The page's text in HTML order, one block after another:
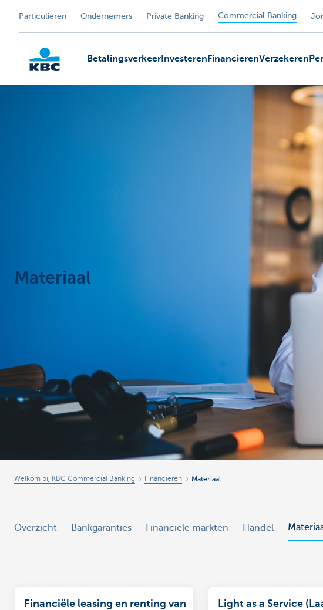
Particulieren Ondernemers Private Banking Commercial Banking
Betalingsverkeer Investeren FinancierenVerzekeren
Materiaal
Welkom bij KBC Commercial Banking Financieren Materiaal
Overzicht Bankgaranties Financiële markten Handel
Financiële leasing en renting van
Light as a Service